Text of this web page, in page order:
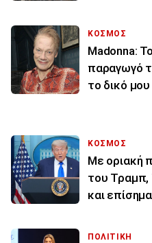
ΚΟΣΜΟΣ
Madonna:
παραγωγό
το δικό
ΚΟΣΜΟΣ
Με οριακή
του Τραμπ,
και
ΠΟΛΙΤΙΚΗ